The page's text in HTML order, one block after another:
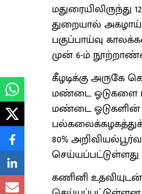
துறையால்
பகுப்பாய்வு
முன் 6-ம்
கீழடிக்கு அருகே
மண்டை ஓடுகளை
மண்டை ஓடுகளின்
80%
கணினி